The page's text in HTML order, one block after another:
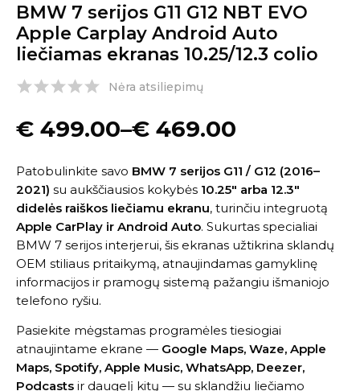
BMW 7 serijos G11 G12 NBT EVO
Apple Carplay Android Auto
liečiamas ekranas 10.25/12.3 colio
Nėra atsiliepimų
€ 469.00
–
€ 499.00
Patobulinkite savo BMW 7 serijos G11 / G12 (2016–
2021) su aukščiausios kokybės 10.25″ arba 12.3″
didelės raiškos liečiamu ekranu, turinčiu integruotą
Apple CarPlay ir Android Auto. Sukurtas specialiai
BMW 7 serijos interjerui, šis ekranas užtikrina sklandų
OEM stiliaus pritaikymą, atnaujindamas gamyklinę
informacijos ir pramogų sistemą pažangiu išmaniojo
telefono ryšiu.
Pasiekite mėgstamas programėles tiesiogiai
atnaujintame ekrane — Google Maps, Waze, Apple
Maps, Spotify, Apple Music, WhatsApp, Deezer,
Podcasts ir daugelį kitų — su sklandžiu liečiamo